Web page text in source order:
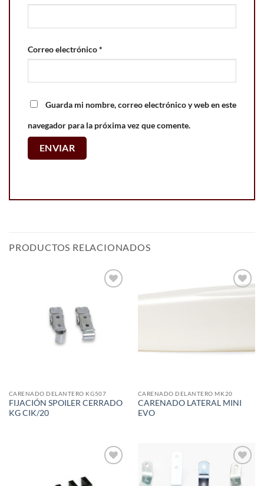
Correo electrónico*
Guarda mi nombre, correo electrónico y web en este
navegador para la próxima vez que comente.
PRODUCTOS RELACIONADOS
CARENADO DELANTERO KG507
FIJACIÓN SPOILER CERRADO
KG CIK/20
CARENADO DELANTERO MK20
CARENADO LATERAL MINI
EVO
Add to
wishlist